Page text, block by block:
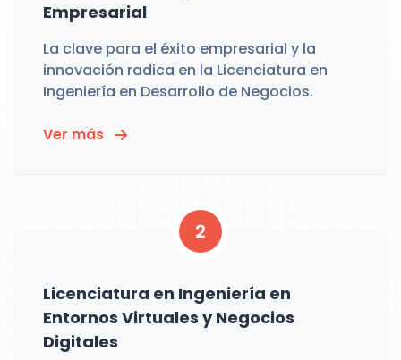
Empresarial
La clave para el éxito empresarial y la
innovación radica en la Licenciatura en
Ingeniería en Desarrollo de Negocios.
Ver más
2
Licenciatura en Ingeniería en
Entornos Virtuales y Negocios
Digitales